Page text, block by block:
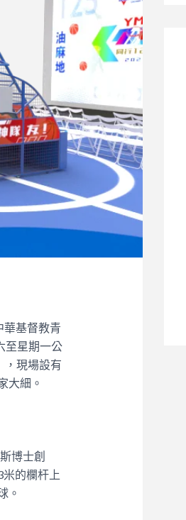
基督教青
至星期一公
，現場設有
大細。
博士創
的欄杆上
。